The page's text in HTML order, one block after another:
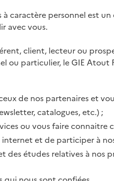
caractère personnel est
avec vous.
client, lecteur ou
ou particulier, le GIE Atout
de nos partenaires et
catalogues, etc.) ;
ou vous faire connaitre
et de participer à
des études relatives à nos